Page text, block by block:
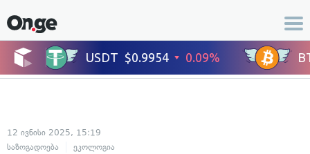
12 ივნისი 2025, 15:19
საზოგადოება
ეკოლოგია